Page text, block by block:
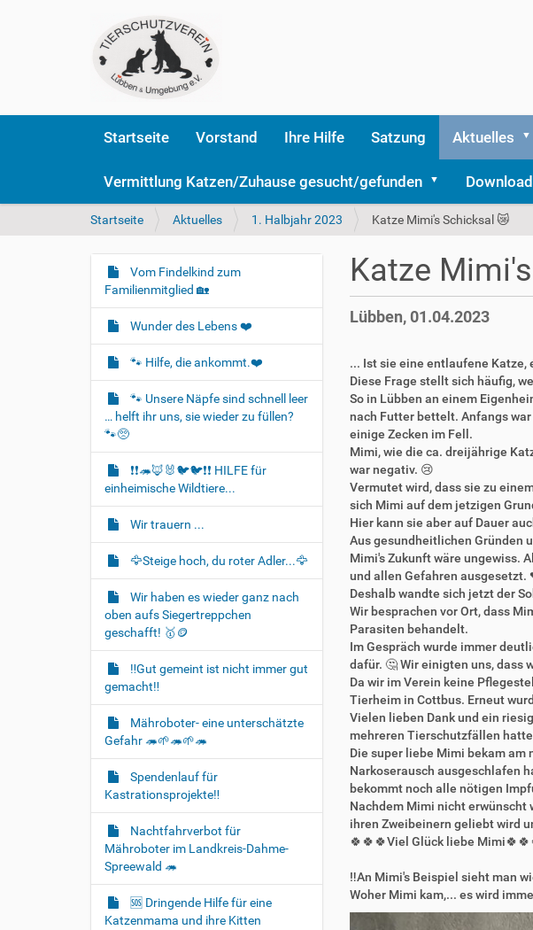
Startseite Vorstand Ihre Hilfe Satzung Aktuelles
Vermittlung Katzen/Zuhause gesucht/gefunden
S
e
n
h
e
Startseite Aktuelles 1. Halbjahr 2023 Katze Mimi's Schicksal 😿
Katze
Lübben, 01.04.2023
... Ist sie eine entlaufene Katze,
Diese Frage stellt sich häufig,
So in Lübben an einem
nach Futter bettelt. Anfangs
einige Zecken im Fell.
Mimi, wie die ca. dreijährige
war negativ. 😢
Vermutet wird, dass sie zu
sich Mimi auf dem jetzigen
Hier kann sie aber auf Dauer
Aus gesundheitlichen Gründen
Mimi's Zukunft wäre ungewiss.
und allen Gefahren ausgesetzt.
Deshalb wandte sich jetzt der
Wir besprachen vor Ort, dass
Parasiten behandelt.
Im Gespräch wurde immer
dafür. 🤔 Wir einigten uns, dass
Da wir im Verein keine
Tierheim in Cottbus. Erneut
Vielen lieben Dank und ein
mehreren Tierschutzfällen
Die super liebe Mimi bekam
Narkoserausch ausgeschlafen
bekommt noch alle nötigen
Nachdem Mimi nicht erwünscht
ihren Zweibeinern geliebt wird
🍀🍀🍀Viel Glück liebe
‼️An Mimi's Beispiel sieht man
Woher Mimi kam,... es wird
N
a
v
i
g
a
t
i
o
n
Vom Findelkind zum
Familienmitglied 🏡
Wunder des Lebens ❤️
🐾 Hilfe, die ankommt.❤️
🐾 Unsere Näpfe sind schnell leer
… helft ihr uns, sie wieder zu füllen?
🐾🥺
❗❗🦔🦊🐰🐦‍🐦❗❗ HILFE für
einheimische Wildtiere...
Wir trauern ...
🦅Steige hoch, du roter Adler...🦅
Wir haben es wieder ganz nach
oben aufs Siegertreppchen
geschafft! 🥇🪙
‼️Gut gemeint ist nicht immer gut
gemacht‼️
Mähroboter- eine unterschätzte
Gefahr 🦔🌱🦔🌱🦔
Spendenlauf für
Kastrationsprojekte‼️
Nachtfahrverbot für
Mähroboter im Landkreis-Dahme-
Spreewald 🦔
🆘️ Dringende Hilfe für eine
Katzenmama und ihre Kitten